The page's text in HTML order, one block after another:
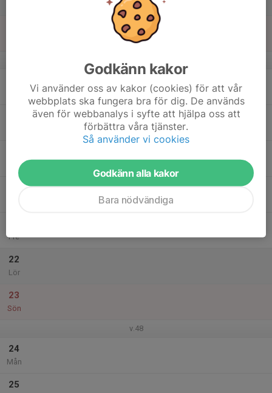
Ons
Fre
22
Lör
23
Sön
v.48
24
Mån
25
Godkänn kakor
Vi använder oss av kakor (cookies) för att vår
webbplats ska fungera bra för dig. De används
även för webbanalys i syfte att hjälpa oss att
förbättra våra tjänster.
Så använder vi cookies
Godkänn alla kakor
Bara nödvändiga